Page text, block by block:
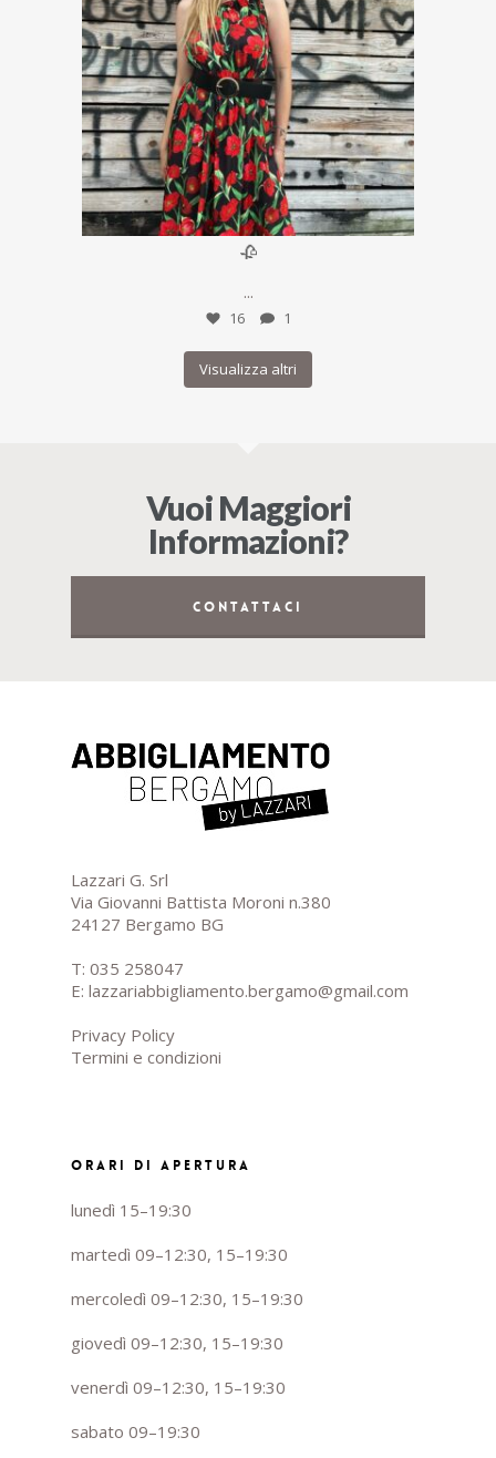
Giu 24
🥀
...
16 1
Visualizza altri
Vuoi Maggiori
Informazioni?
CONTATTACI
Lazzari G. Srl
Via Giovanni Battista Moroni n.380
24127 Bergamo BG
T: 035 258047
E: lazzariabbigliamento.bergamo@gmail.com
Privacy Policy
Termini e condizioni
ORARI DI APERTURA
lunedì 15–19:30
martedì 09–12:30, 15–19:30
mercoledì 09–12:30, 15–19:30
giovedì 09–12:30, 15–19:30
venerdì 09–12:30, 15–19:30
sabato 09–19:30